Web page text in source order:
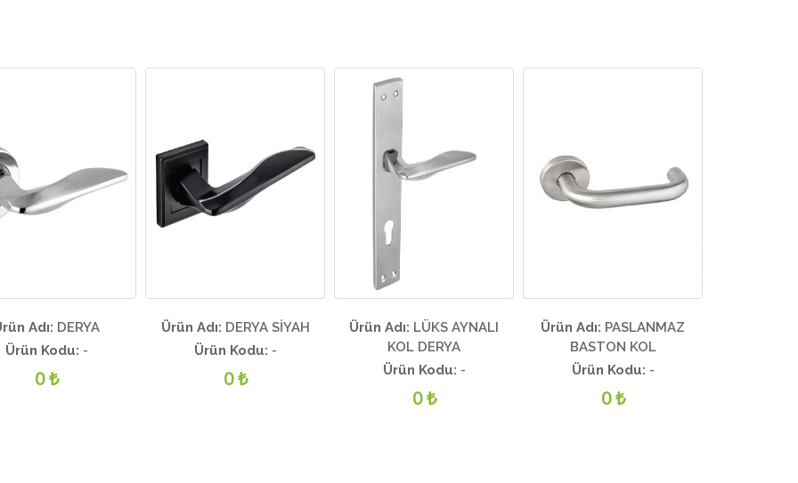
Adı: DERYA
Ürün Kodu: -
0 ₺
Ürün Adı: DERYA SİYAH
Ürün Kodu: -
0 ₺
Ürün Adı: LÜKS AYNALI
KOL DERYA
Ürün Kodu: -
0 ₺
Ürün Adı: PASLANMAZ
BASTON KOL
Ürün Kodu: -
0 ₺